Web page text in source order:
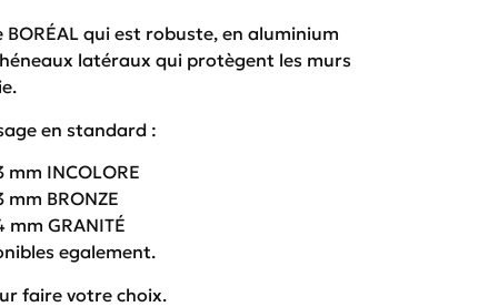
qui est robuste, en aluminium
latéraux qui protègent les murs
en standard :
INCOLORE
BRONZE
GRANITÉ
egalement.
faire votre choix.